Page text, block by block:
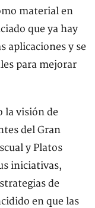
material en
que ya hay
aplicaciones y se
para mejorar
la visión de
del Gran
y Platos
iniciativas,
de
en que las